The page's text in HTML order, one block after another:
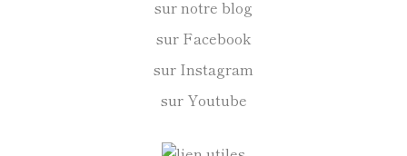
sur notre blog
sur Facebook
sur Instagram
sur Youtube